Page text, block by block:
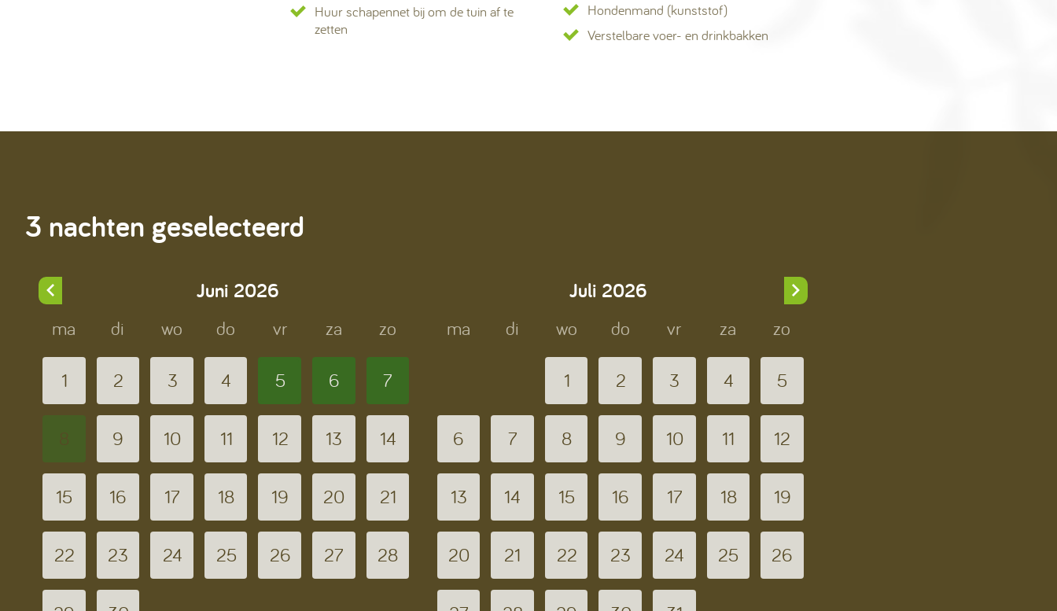
Huur schapennet bij om de tuin af te
zetten
Hondenmand (kunststof)
Verstelbare voer- en drinkbakken
3 nachten geselecteerd
Juni 2026
ma di wo do vr za zo
1 2 3 4 5 6 7
9 10 11 12 13 14
15 16 17 18 19 20 21
22 23 24 25 26 27 28
Juli 2026
ma di wo do vr za zo
1 2 3 4 5
6 7 8 9 10 11 12
13 14 15 16 17 18 19
20 21 22 23 24 25 26